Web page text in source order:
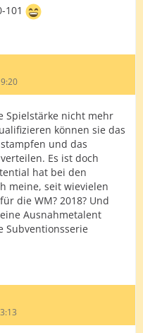
101
Spielstärke nicht mehr
können sie das
und das
Es ist doch
hat bei den
meine, seit wievielen
die WM? 2018? Und
Ausnahmetalent
Subventionsserie